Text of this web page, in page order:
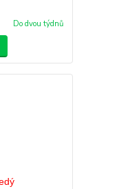
Do dvou týdnů